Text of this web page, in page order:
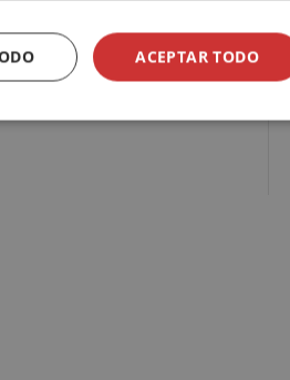
ACEPTAR TODO